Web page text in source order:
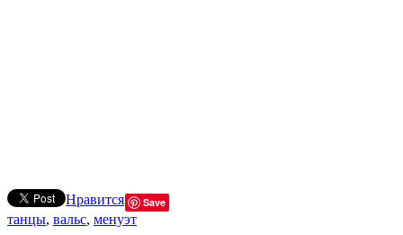
Нравится Save
танцы, вальс, менуэт